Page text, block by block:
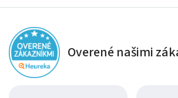
Moderný a jednoduchý dizajn komody
kombinuje s rôznymi typmi nábytku.
neutrálne a nadčasovo
, vďaka čomu
interiérov.
Overené našimi